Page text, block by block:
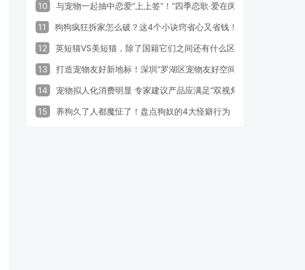
10 与宠物一起抽中恋爱“上上签”！“四季恋歌·爱在闵行”携宠交友引领
11 狗狗疯狂拆家怎么破？这4个小诀窍省心又省钱！
12 英短猫VS美短猫，除了国籍它们之间还有什么区别？
13 打造宠物友好新地标！深圳“罗湖区宠物友好空间活动周”启动
14 宠物拟人化消费明显 专家建议产品应满足“双视角需求”
15 养狗久了人都魔怔了！盘点狗奴的4大怪癖行为